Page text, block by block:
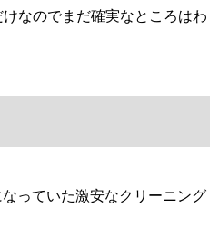
なのでまだ確実なところはわ
なっていた激安なクリーニング